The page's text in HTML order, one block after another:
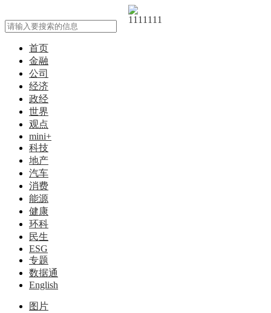
首页
金融
公司
经济
政经
世界
观点
mini+
科技
地产
汽车
消费
能源
健康
环科
民生
ESG
专题
数据通
English
图片